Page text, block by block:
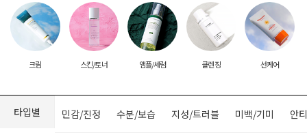
크림 스킨/토너 앰플/세럼 클렌징 선케어
타입별 민감/진정 수분/보습 지성/트러블 미백/기미 안